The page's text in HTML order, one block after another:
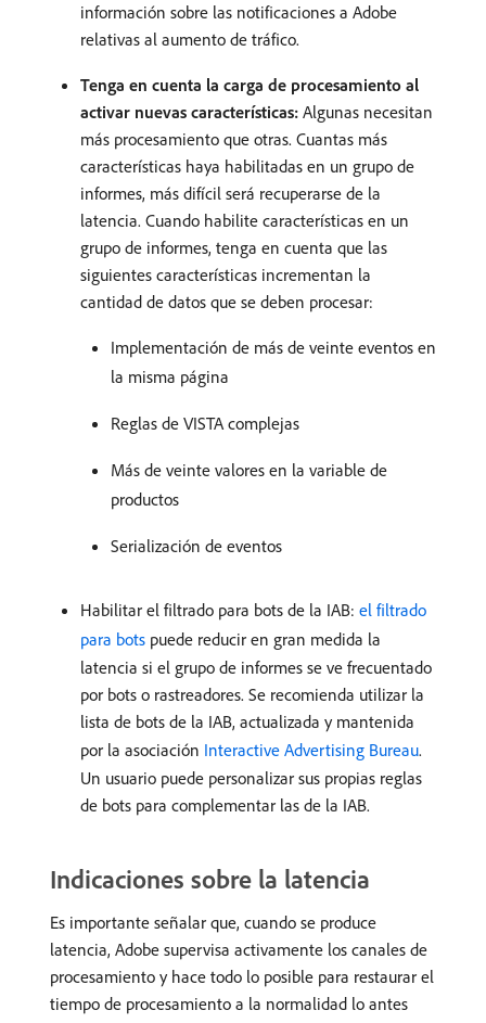
información sobre las notificaciones a Adobe
relativas al aumento de tráfico.
Tenga en cuenta la carga de procesamiento al
activar nuevas características: Algunas necesitan
más procesamiento que otras. Cuantas más
características haya habilitadas en un grupo de
informes, más difícil será recuperarse de la
latencia. Cuando habilite características en un
grupo de informes, tenga en cuenta que las
siguientes características incrementan la
cantidad de datos que se deben procesar:
Implementación de más de veinte eventos en
la misma página
Reglas de VISTA complejas
Más de veinte valores en la variable de
productos
Serialización de eventos
Habilitar el filtrado para bots de la IAB: el filtrado
para bots puede reducir en gran medida la
latencia si el grupo de informes se ve frecuentado
por bots o rastreadores. Se recomienda utilizar la
lista de bots de la IAB, actualizada y mantenida
por la asociación Interactive Advertising Bureau.
Un usuario puede personalizar sus propias reglas
de bots para complementar las de la IAB.
Indicaciones sobre la latencia
Es importante señalar que, cuando se produce
latencia, Adobe supervisa activamente los canales de
procesamiento y hace todo lo posible para restaurar el
tiempo de procesamiento a la normalidad lo antes